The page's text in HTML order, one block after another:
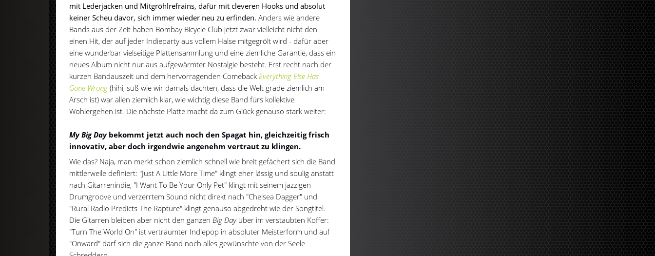
mit Lederjacken und Mitgröhlrefrains, dafür mit cleveren Hooks und absolut
keiner Scheu davor, sich immer wieder neu zu erfinden. Anders wie andere
Bands aus der Zeit haben Bombay Bicycle Club jetzt zwar vielleicht nicht den
einen Hit, der auf jeder Indieparty aus vollem Halse mitgegrölt wird - dafür aber
eine wunderbar vielseitige Plattensammlung und eine ziemliche Garantie, dass ein
neues Album nicht nur aus aufgewärmter Nostalgie besteht. Erst recht nach der
kurzen Bandauszeit und dem hervorragenden Comeback Everything Else Has
Gone Wrong (hihi, süß wie wir damals dachten, dass die Welt grade ziemlich am
Arsch ist) war allen ziemlich klar, wie wichtig diese Band fürs kollektive
Wohlergehen ist. Die nächste Platte macht da zum Glück genauso stark weiter:
My Big Daybekommt jetzt auch noch den Spagat hin, gleichzeitig frisch
innovativ, aber doch irgendwie angenehm vertraut zu klingen.
Wie das? Naja, man merkt schon ziemlich schnell wie breit gefächert sich die Band
mittlerweile definiert: "Just A Little More Time" klingt eher lässig und soulig anstatt
nach Gitarrenindie, "I Want To Be Your Only Pet" klingt mit seinem jazzigen
Drumgroove und verzerrtem Sound nicht direkt nach "Chelsea Dagger" und
"Rural Radio Predicts The Rapture" klingt genauso abgedreht wie der Songtitel.
Die Gitarren bleiben aber nicht den ganzenBig Dayüber im verstaubten Koffer:
"Turn The World On" ist verträumter Indiepop in absoluter Meisterform und auf
"Onward" darf sich die ganze Band noch alles gewünschte von der Seele